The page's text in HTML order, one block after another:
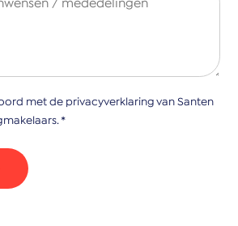
met de privacyverklaring van Santen
*